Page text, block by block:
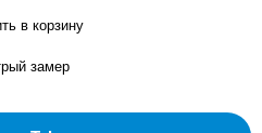
в корзину
замер